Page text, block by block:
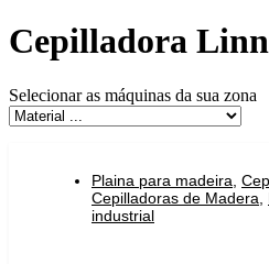
Cepilladora
Selecionar as máquinas da sua zona
Plaina para madeira
Cepilladoras de Madera
industrial